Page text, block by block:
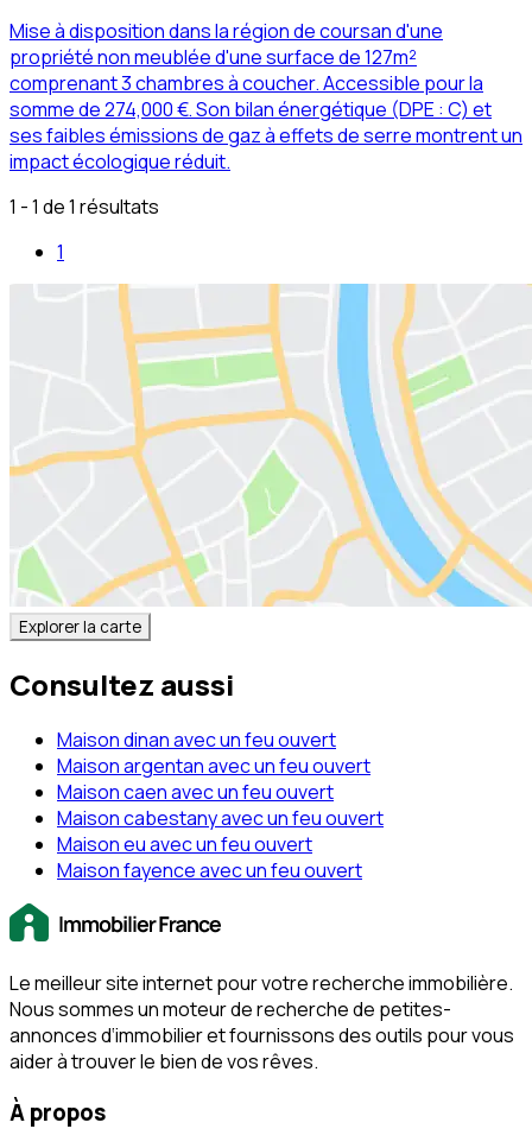
Mise à disposition dans la région de coursan d'une
propriété non meublée d'une surface de 127m²
comprenant 3 chambres à coucher. Accessible pour la
somme de 274,000 €. Son bilan énergétique (DPE : C) et
ses faibles émissions de gaz à effets de serre montrent un
impact écologique réduit.
1 - 1 de 1 résultats
1
Explorer la carte
Consultez aussi
Maison dinan avec un feu ouvert
Maison argentan avec un feu ouvert
Maison caen avec un feu ouvert
Maison cabestany avec un feu ouvert
Maison eu avec un feu ouvert
Maison fayence avec un feu ouvert
Le meilleur site internet pour votre recherche immobilière.
Nous sommes un moteur de recherche de petites-
annonces d‘immobilier et fournissons des outils pour vous
aider à trouver le bien de vos rêves.
À propos